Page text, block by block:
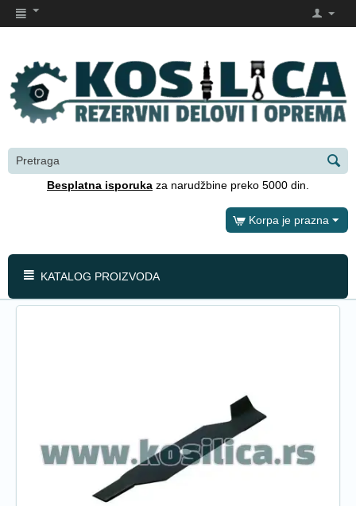
Besplatna isporuka za narudžbine preko 5000 din.
Korpa je prazna
KATALOG PROIZVODA